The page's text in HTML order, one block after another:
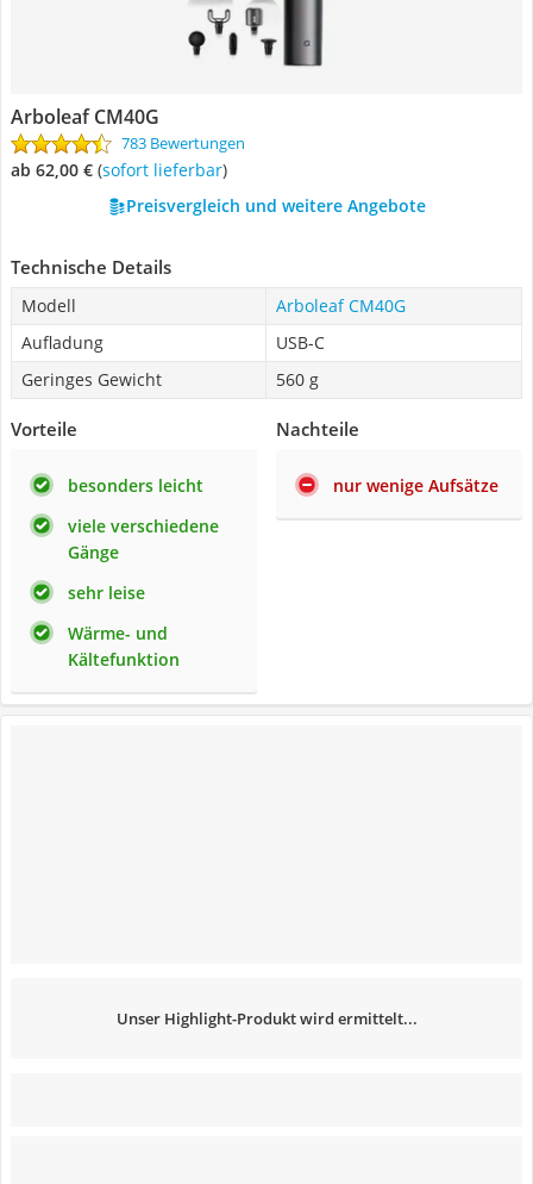
Arboleaf CM40G
783 Bewertungen
ab 62,00 € ( Sofort lieferbar)
Preisvergleich und weitere Angebote
Technische Details
Modell
Arboleaf CM40G
Aufladung
USB-C
Geringes Gewicht
560 g
Vorteile
besonders leicht
viele verschiedene
Gänge
sehr leise
Wärme- und
Kältefunktion
Nachteile
nur wenige Aufsätze
Unser Highlight-Produkt wird ermittelt...